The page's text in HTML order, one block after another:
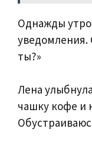
Однажды
ты?»
Лена
чашку кофе и